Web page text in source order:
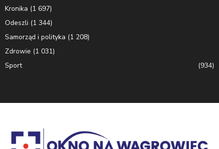
Kronika (1 697)
Odeszli (1 344)
Samorząd i polityka (1 208)
Zdrowie (1 031)
Sport
(934)